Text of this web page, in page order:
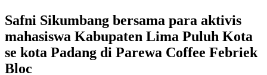
Safni Sikumbang bersama para aktivis
mahasiswa Kabupaten Lima Puluh Kota
se kota Padang di Parewa Coffee Febriek
Bloc